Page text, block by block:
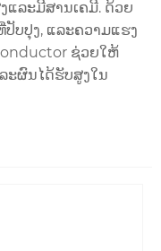
ລະມີສານເຄມີ. ດ້ວຍ
ບປຸງ, ແລະຄວາມແຮງ
ຊ່ວຍໃຫ້
ະຜົນໄດ້ຮັບສູງໃນ